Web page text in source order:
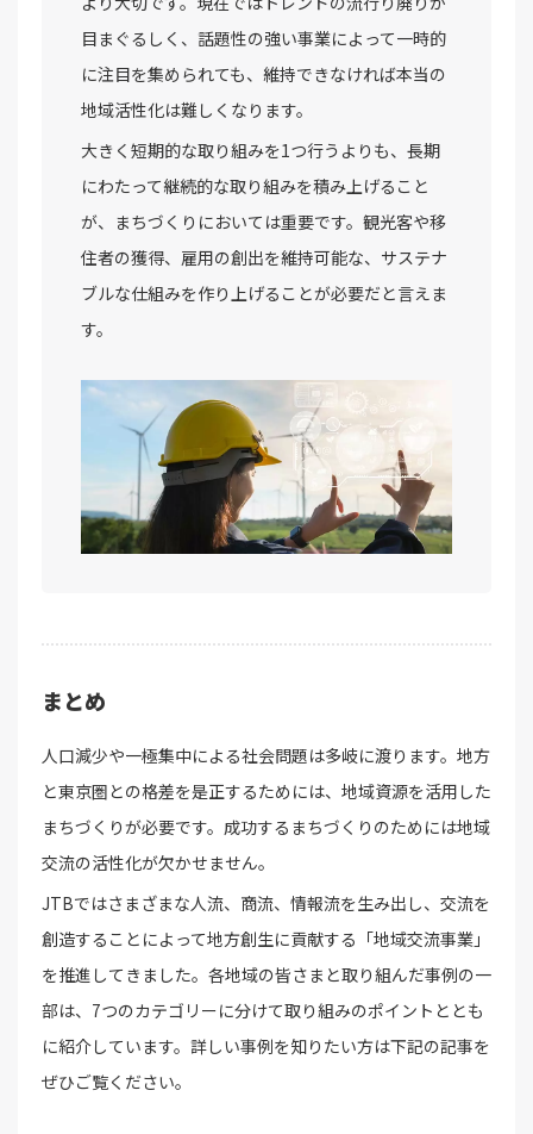
目まぐるしく、話題性の強い事業によって一時的
に注目を集められても、維持できなければ本当の
地域活性化は難しくなります。
大きく短期的な取り組みを1つ行うよりも、長期
にわたって継続的な取り組みを積み上げること
が、まちづくりにおいては重要です。観光客や移
住者の獲得、雇用の創出を維持可能な、サステナ
ブルな仕組みを作り上げることが必要だと言えま
す。
まとめ
人口減少や一極集中による社会問題は多岐に渡ります。地方
と東京圏との格差を是正するためには、地域資源を活用した
まちづくりが必要です。成功するまちづくりのためには地域
交流の活性化が欠かせません。
JTBではさまざまな人流、商流、情報流を生み出し、交流を
創造することによって地方創生に貢献する「地域交流事業」
を推進してきました。各地域の皆さまと取り組んだ事例の一
部は、7つのカテゴリーに分けて取り組みのポイントととも
に紹介しています。詳しい事例を知りたい方は下記の記事を
ぜひご覧ください。